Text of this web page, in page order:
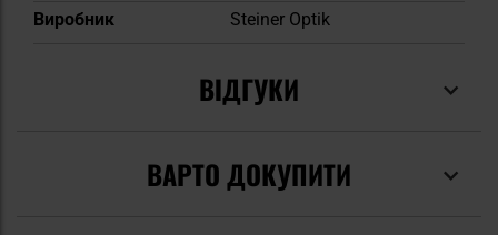
Виробник
Steiner Optik
ВІДГУКИ
ВАРТО ДОКУПИТИ